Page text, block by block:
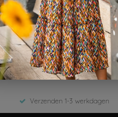
Like Flo
F602-5610-449-
Zomer 2026
Verzenden 1-3 werkdagen